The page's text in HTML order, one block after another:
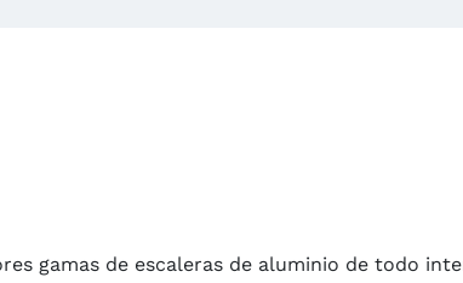
gamas de escaleras de aluminio de todo